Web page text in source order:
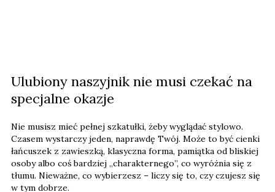
Ulubiony naszyjnik nie musi czekać na
specjalne okazje
Nie musisz mieć pełnej szkatułki, żeby wyglądać stylowo.
Czasem wystarczy jeden, naprawdę Twój. Może to być cienki
łańcuszek z zawieszką, klasyczna forma, pamiątka od bliskiej
osoby albo coś bardziej „charakternego”, co wyróżnia się z
tłumu. Nieważne, co wybierzesz – liczy się to, czy czujesz się
w tym dobrze.